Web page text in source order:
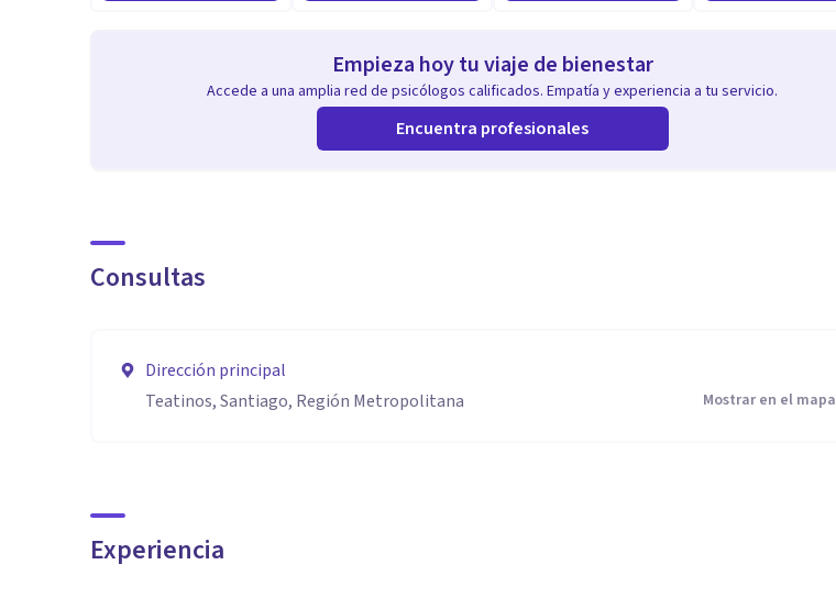
Empieza hoy tu viaje de bienestar
Accede a una amplia red de psicólogos calificados. Empatía y experiencia a tu servicio.
Encuentra profesionales
Consultas
Dirección principal
Teatinos, Santiago, Región Metropolitana
Mostrar en el mapa
Experiencia